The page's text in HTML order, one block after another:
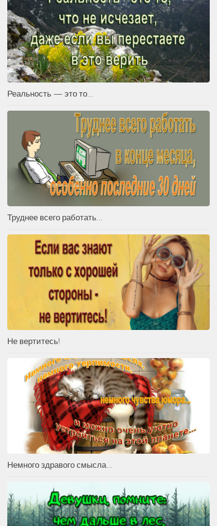
Реальность — это то…
Труднее всего работать…
Не вертитесь!
Немного здравого смысла…